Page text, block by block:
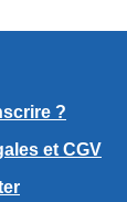
?
et CGV